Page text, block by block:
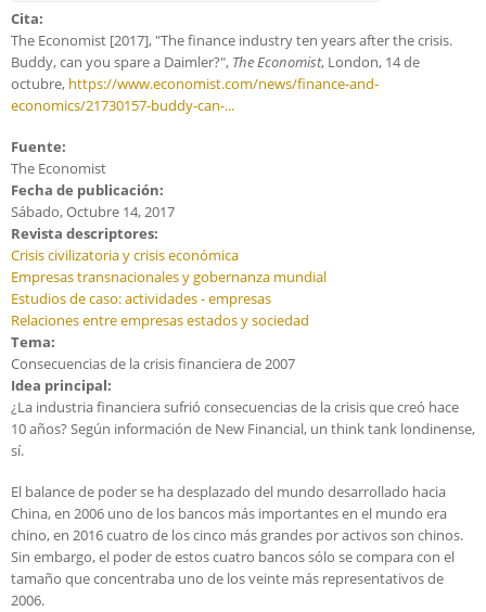
Cita:
The Economist [2017], "The finance industry ten years after the crisis.
Buddy, can you spare a Daimler?", The Economist, London, 14 de
octubre, https://www.economist.com/news/finance-and-
economics/21730157-buddy-can-...
Fuente:
The Economist
Fecha de publicación:
Sábado, Octubre 14, 2017
Revista descriptores:
Crisis civilizatoria y crisis económica
Empresas transnacionales y gobernanza mundial
Estudios de caso: actividades - empresas
Relaciones entre empresas estados y sociedad
Tema:
Consecuencias de la crisis financiera de 2007
Idea principal:
¿La industria financiera sufrió consecuencias de la crisis que creó hace
10 años? Según información de New Financial, un think tank londinense,
sí.
El balance de poder se ha desplazado del mundo desarrollado hacia
China, en 2006 uno de los bancos más importantes en el mundo era
chino, en 2016 cuatro de los cinco más grandes por activos son chinos.
Sin embargo, el poder de estos cuatro bancos sólo se compara con el
tamaño que concentraba uno de los veinte más representativos de
2006.